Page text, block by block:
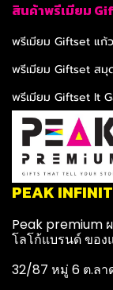
สินค้าพรีเมียม
พรีเมียม Giftset แก้ว
พรีเมียม Giftset สมุ
พรีเมียม Giftset It
PEAK
Peak premium
โลโก้แบรนด์ ขอ
32/87 หมู่ 6 ต.ลา